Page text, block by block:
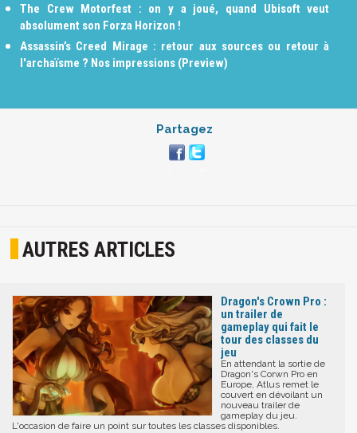
The Crew Motorfest : on y a joué, quand Ubisoft veut
absolument son Forza Horizon !
Assassin’s Creed Mirage : retour aux sources ou retour à
l'archaïsme ? Nos impressions (Preview)
Partagez
AUTRES ARTICLES
Dragon's Crown Pro :
un trailer de
gameplay qui fait le
tour des classes du
jeu
En attendant la sortie de
Dragon's Corwn Pro en
Europe, Atlus remet le
couvert en dévoilant un
nouveau trailer de
gameplay du jeu.
L'occasion de faire un point sur toutes les classes disponibles.